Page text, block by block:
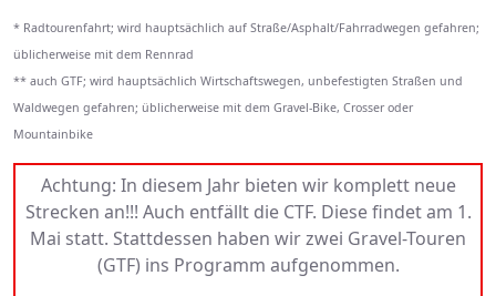
* Radtourenfahrt; wird hauptsächlich auf Straße/Asphalt/Fahrradwegen gefahren;
üblicherweise mit dem Rennrad
** auch GTF; wird hauptsächlich Wirtschaftswegen, unbefestigten Straßen und
Waldwegen gefahren; üblicherweise mit dem Gravel-Bike, Crosser oder
Mountainbike
Achtung: In diesem Jahr bieten wir komplett neue
Strecken an!!! Auch entfällt die CTF. Diese findet am 1.
Mai statt. Stattdessen haben wir zwei Gravel-Touren
(GTF) ins Programm aufgenommen.